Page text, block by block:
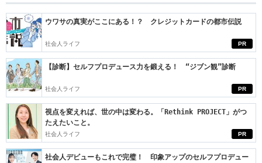
PR
ウワサの真実がここにある！？ クレジットカードの都市伝説
社会人ライフ
PR
【診断】セルフプロデュース力を鍛える！ “ジブン観”診断
社会人ライフ
PR
視点を変えれば、世の中は変わる。「Rethink PROJECT」がつ
たえたいこと。
社会人ライフ
社会人デビューもこれで完璧！ 印象アップのセルフプロデュー